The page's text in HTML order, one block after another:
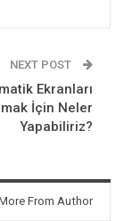
NEXT POST
Ekranları
İçin Neler
Yapabiliriz?
From Author